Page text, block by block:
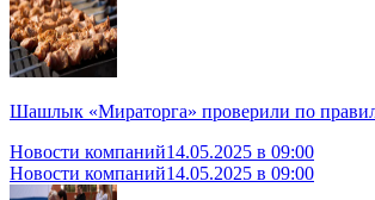
Шашлык «Мираторга» проверили по
Новости компаний14.05.2025 в 09:00
Новости компаний14.05.2025 в 09:00